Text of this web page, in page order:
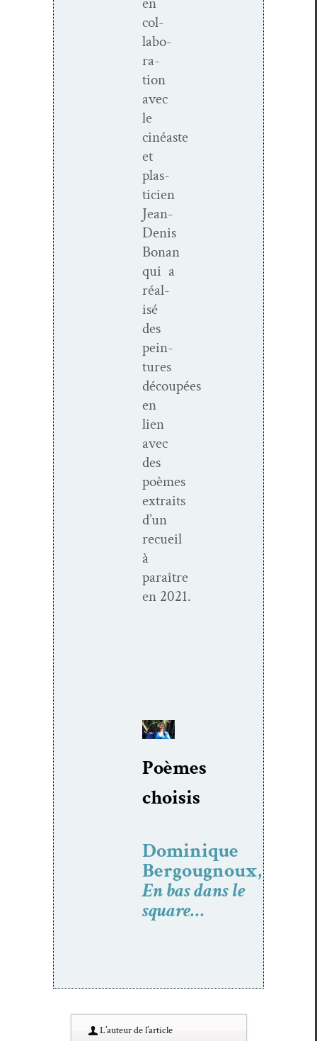
col­
lab­o­
ra­
tion
avec
le
cinéaste
et
plas­
ti­cien
Jean-
Denis
Bonan
qui a
réal­
isé
des
pein­
tures
découpées
en
lien
avec
des
poèmes
extraits
d’un
recueil
à
paraître
en 2021.
Poèmes
choi­sis
Dominique
Bergougnoux,
En bas dans le
square…
L’au­teur de l’article